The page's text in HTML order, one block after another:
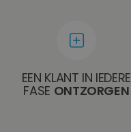
EEN KLANT IN IEDERE
FASE ONTZORGEN